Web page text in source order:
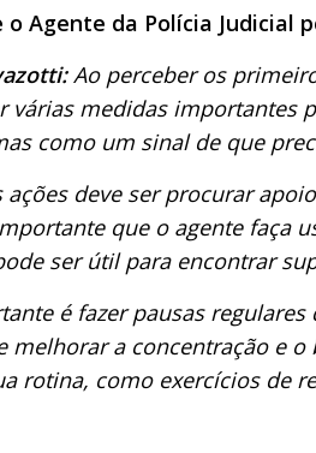
o Agente da Polícia
Ao perceber os
várias medidas importantes
como um sinal de que
ações deve ser procurar
que o agente faça
ser útil para encontrar
é fazer pausas
melhorar a concentração e
rotina, como exercícios de